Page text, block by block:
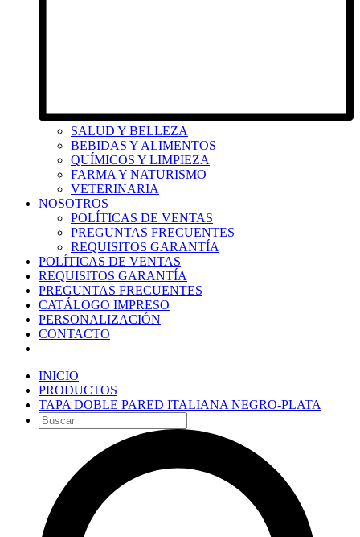
SALUD Y BELLEZA
BEBIDAS Y ALIMENTOS
QUÍMICOS Y LIMPIEZA
FARMA Y NATURISMO
VETERINARIA
NOSOTROS
POLÍTICAS DE VENTAS
PREGUNTAS FRECUENTES
REQUISITOS GARANTÍA
POLÍTICAS DE VENTAS
REQUISITOS GARANTÍA
PREGUNTAS FRECUENTES
CATÁLOGO IMPRESO
PERSONALIZACIÓN
CONTACTO
INICIO
PRODUCTOS
TAPA DOBLE PARED ITALIANA NEGRO-PLATA